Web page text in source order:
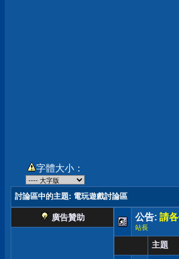
字體大小：
討論區中的主題: 電玩遊戲討論區
廣告贊助 公告: 請
站長
主題